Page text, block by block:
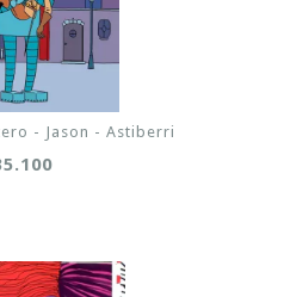
- Jason - Astiberri